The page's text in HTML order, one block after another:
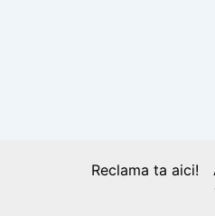
Reclama ta aici!